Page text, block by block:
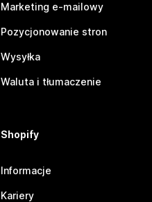
Marketing e-mailowy
Pozycjonowanie stron
Wysyłka
Waluta i tłumaczenie
Shopify
Informacje
Kariery